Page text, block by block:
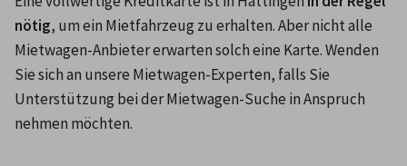
nötig, um ein Mietfahrzeug zu erhalten. Aber nicht alle
Mietwagen-Anbieter erwarten solch eine Karte. Wenden
Sie sich an unsere Mietwagen-Experten, falls Sie
Unterstützung bei der Mietwagen-Suche in Anspruch
nehmen möchten.